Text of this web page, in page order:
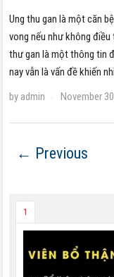
Ung thu gan là một căn
vong nếu như không
thư gan là một thông tin
nay vẫn là vấn đề khiến
by admin · November
← Previous
1